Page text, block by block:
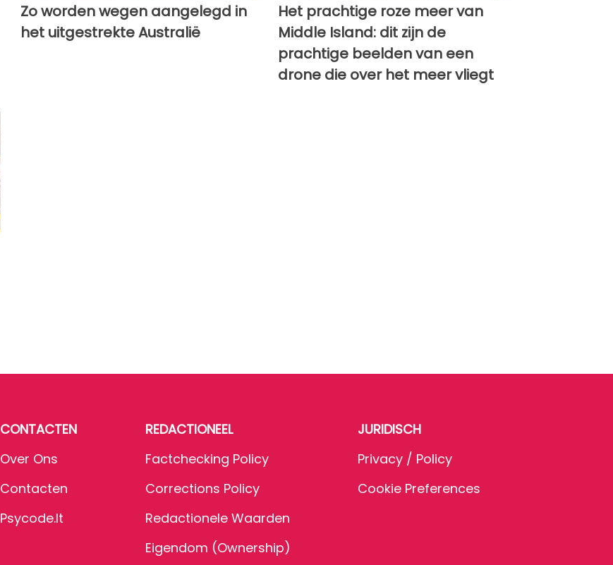
Zo worden wegen aangelegd in
het uitgestrekte Australië
Het prachtige roze meer van
Middle Island: dit zijn de
prachtige beelden van een
drone die over het meer vliegt
CONTACTEN
Over Ons
Contacten
Psycode.it
REDACTIONEEL
Factchecking Policy
Corrections Policy
Redactionele Waarden
Eigendom (Ownership)
JURIDISCH
Privacy / Policy
Cookie Preferences